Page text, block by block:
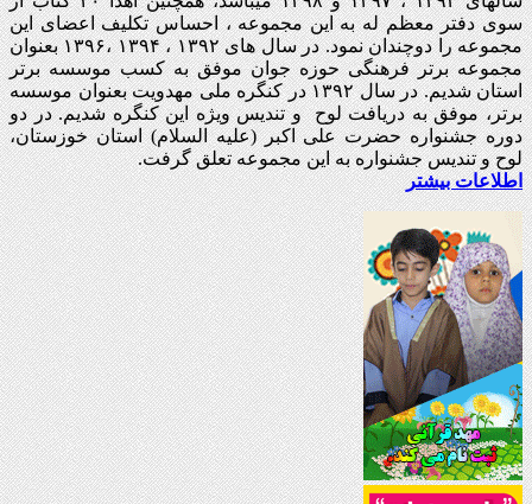
سوی دفتر معظم له به این مجموعه ، احساس تکلیف اعضای این
مجموعه را دوچندان نمود. در سال های ۱۳۹۲ ، ۱۳۹۴ ،۱۳۹۶ بعنوان
مجموعه برتر فرهنگی حوزه جوان موفق به کسب موسسه برتر
استان شدیم. در سال ۱۳۹۲ در کنگره ملی مهدویت بعنوان موسسه
برتر، موفق به دریافت لوح و تندیس ویژه این کنگره شدیم. در دو
دوره جشنواره حضرت علی اکبر (علیه السلام) استان خوزستان،
لوح و تندیس جشنواره به این مجموعه تعلق گرفت.
اطلاعات بیشتر